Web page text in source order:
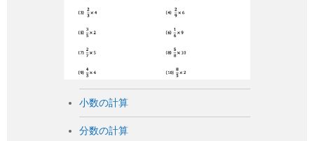
小数の計算
分数の計算